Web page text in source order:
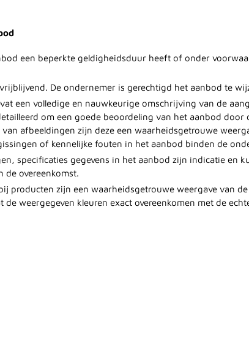
een beperkte geldigheidsduur heeft of onder
De ondernemer is gerechtigd het aanbod te
een volledige en nauwkeurige omschrijving van de
om een goede beoordeling van het aanbod
afbeeldingen zijn deze een waarheidsgetrouwe
of kennelijke fouten in het aanbod binden de
specificaties gegevens in het aanbod zijn indicatie en
de overeenkomst.
producten zijn een waarheidsgetrouwe weergave van
de weergegeven kleuren exact overeenkomen met de